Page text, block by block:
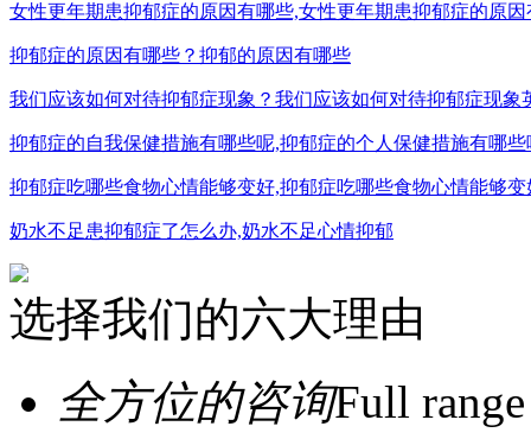
女性更年期患抑郁症的原因有哪些,女性更年期患抑郁症的原
抑郁症的原因有哪些？抑郁的原因有哪些
我们应该如何对待抑郁症现象？我们应该如何对待抑郁症现象
抑郁症的自我保健措施有哪些呢,抑郁症的个人保健措施有哪些
抑郁症吃哪些食物心情能够变好,抑郁症吃哪些食物心情能够变
奶水不足患抑郁症了怎么办,奶水不足心情抑郁
选择我们的六大理由
全方位的咨询Full